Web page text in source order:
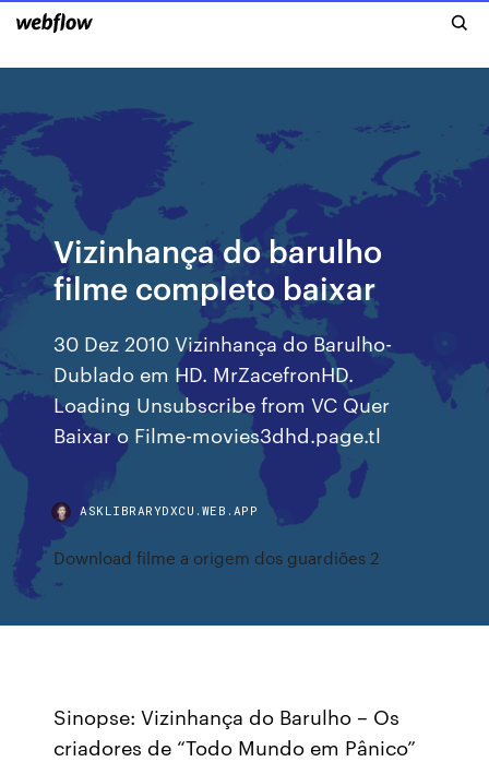
Vizinhança do barulho
filme completo baixar
30 Dez 2010 Vizinhança do Barulho-
Dublado em HD. MrZacefronHD.
Loading Unsubscribe from VC Quer
Baixar o Filme-movies3dhd.page.tl
ASKLIBRARYDXCU.WEB.APP
Download filme a origem dos guardiões 2
Sinopse: Vizinhança do Barulho – Os
criadores de “Todo Mundo em Pânico”